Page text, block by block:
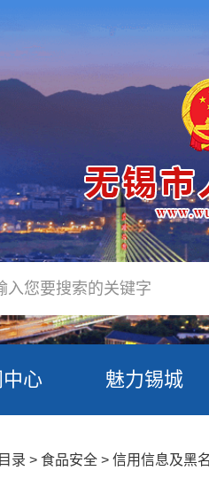
心 魅力锡城
录 > 食品安全 > 信用信息及黑